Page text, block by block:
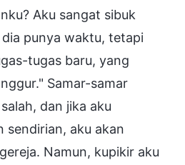
Aku sangat sibuk
punya waktu, tetapi
tugas baru, yang
Samar-samar
dan jika aku
sendirian, aku akan
Namun, kupikir aku